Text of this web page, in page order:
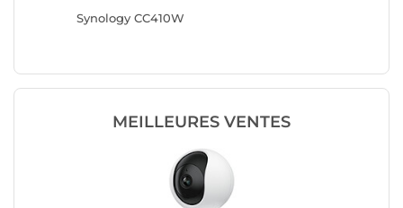
Synology CC410W
MEILLEURES VENTES